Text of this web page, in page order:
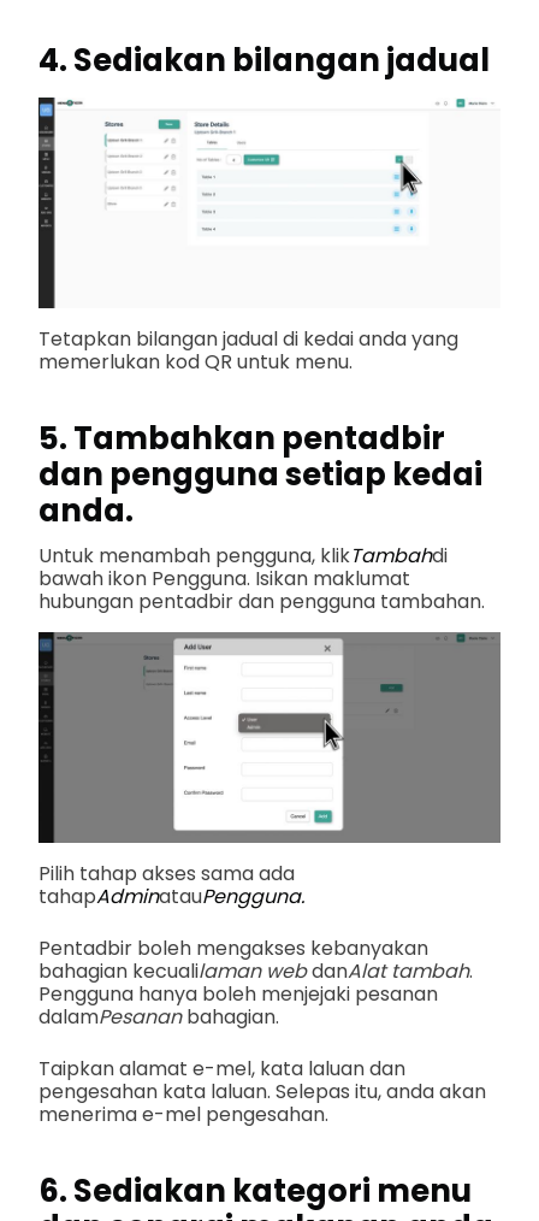
4. Sediakan bilangan jadual
Tetapkan bilangan jadual di kedai anda yang
memerlukan kod QR untuk menu.
5. Tambahkan pentadbir
dan pengguna setiap kedai
anda.
Untuk menambah pengguna, klikTambahdi
bawah ikon Pengguna. Isikan maklumat
hubungan pentadbir dan pengguna tambahan.
Pilih tahap akses sama ada
tahapAdminatauPengguna.
Pentadbir boleh mengakses kebanyakan
bahagian kecualilaman webdanAlat tambah.
Pengguna hanya boleh menjejaki pesanan
dalamPesananbahagian.
Taipkan alamat e-mel, kata laluan dan
pengesahan kata laluan. Selepas itu, anda akan
menerima e-mel pengesahan.
6. Sediakan kategori menu